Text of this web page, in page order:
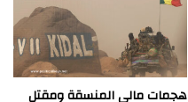
هجمات مالي المنسقة ومقتل